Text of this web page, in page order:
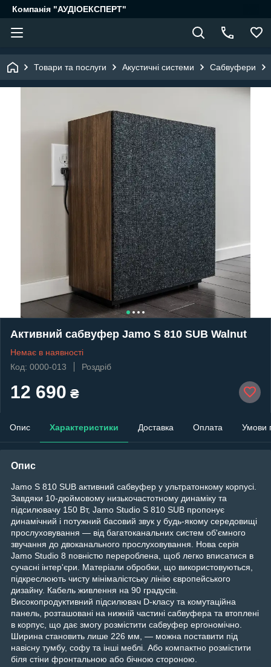
Компанія "АУДІОЕКСПЕРТ"
Товари та послуги Акустичні системи Сабвуфери
Активний сабвуфер Jamo S 810 SUB Walnut
Немає в наявності
Код: 0000-013
Роздріб
12 690 ₴
Опис Характеристики Доставка Оплата Умови
Опис
Jamo S 810 SUB активний сабвуфер у ультратонкому корпусі.
Завдяки 10-дюймовому низькочастотному динаміку та
підсилювачу 150 Вт, Jamo Studio S 810 SUB пропонує
динамічний і потужний басовий звук у будь-якому середовищі
прослуховування — від багатоканальних систем об'ємного
звучання до двоканального прослуховування. Нова серія
Jamo Studio 8 повністю перероблена, щоб легко вписатися в
сучасні інтер'єри. Матеріали обробки, що використовуються,
підкреслюють чисту мінімалістську лінію європейського
дизайну. Кабель живлення на 90 градусів.
Високопродуктивний підсилювач D-класу та комутаційна
панель, розташовані на нижній частині сабвуфера та втоплені
в корпус, що дає змогу розмістити сабвуфер ергономічно.
Ширина становить лише 226 мм, — можна поставити під
навісну тумбу, софу та інші меблі. Або компактно розмістити
біля стіни фронтальною або бічною стороною.